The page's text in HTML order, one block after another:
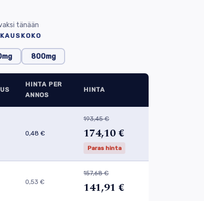
tänään
800mg
HINTA PER
ANNOS
HINTA
0,48 €
193,45 €
174,10 €
Paras hinta
0,53 €
157,68 €
141,91 €